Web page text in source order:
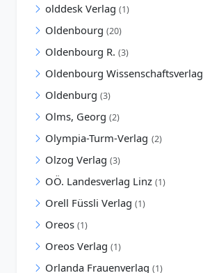
olddesk Verlag (1)
Oldenbourg (20)
Oldenbourg R. (3)
Oldenbourg Wissenschaftsverlag
Oldenburg (3)
Olms, Georg (2)
Olympia-Turm-Verlag (2)
Olzog Verlag (3)
OÖ. Landesverlag Linz (1)
Orell Füssli Verlag (1)
Oreos (1)
Oreos Verlag (1)
Orlanda Frauenverlag (1)